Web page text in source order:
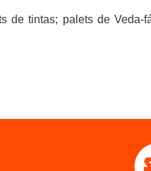
de tintas; palets de